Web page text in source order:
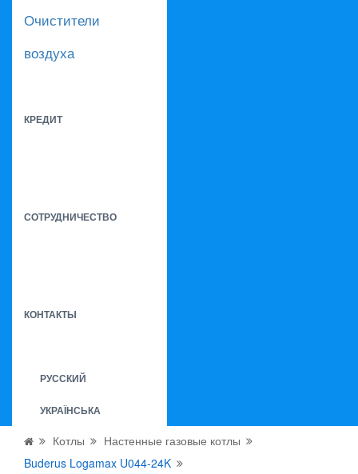
Очистители
воздуха
КРЕДИТ
СОТРУДНИЧЕСТВО
КОНТАКТЫ
РУССКИЙ
УКРАЇНСЬКА
Котлы
Настенные газовые котлы
Buderus Logamax U044-24K